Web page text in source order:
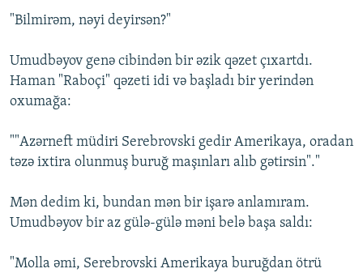
"Bilmirәm, nәyi deyirsәn?"
Umudbәyov genә cibindәn bir әzik qәzet çıxartdı.
Haman "Raboçi" qәzeti idi vә başladı bir yerindәn
oxumağa:
""Azәrneft müdiri Serebrovski gedir Amerikaya, oradan
tәzә ixtira olunmuş buruğ maşınları alıb gәtirsin"."
Mәn dedim ki, bundan mәn bir işarә anlamıram.
Umudbәyov bir az gülә-gülә mәni belә başa saldı:
"Molla әmi, Serebrovski Amerikaya buruğdan ötrü